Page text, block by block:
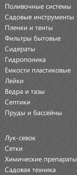
Поливочные системы
Садовые инструменты
Пленки и тенты
Фильтры бытовые
Сидераты
Гидропоника
Емкости пластиковые
Лейки
Ведра и тазы
Септики
Пруды и бассейны
Лук-севок
Сетки
Химические препараты
Садовая техника